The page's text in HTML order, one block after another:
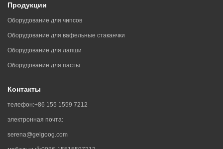
Продукции
Оборудование для чипсов
Оборудование для вафельные стаканчки
Оборудование для лапши
Оборудование для пасты
Контакты
телефон:+86 155 1559 7212
электронная почта:
serena@gelgoog.com